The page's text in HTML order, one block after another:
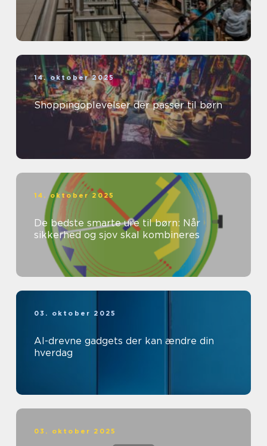
14. oktober 2025
Shoppingoplevelser der passer til børn
14. oktober 2025
De bedste smarte ure til børn: Når
sikkerhed og sjov skal kombineres
03. oktober 2025
AI-drevne gadgets der kan ændre din
hverdag
03. oktober 2025